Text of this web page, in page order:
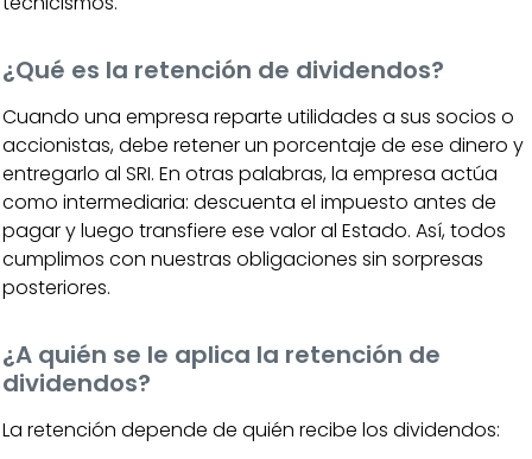
¿Qué es la retención de dividendos?
Cuando una empresa reparte utilidades a sus socios o
accionistas, debe retener un porcentaje de ese dinero y
entregarlo al SRI. En otras palabras, la empresa actúa
como intermediaria: descuenta el impuesto antes de
pagar y luego transfiere ese valor al Estado. Así, todos
cumplimos con nuestras obligaciones sin sorpresas
posteriores.
¿A quién se le aplica la retención de
dividendos?
La retención depende de quién recibe los dividendos: